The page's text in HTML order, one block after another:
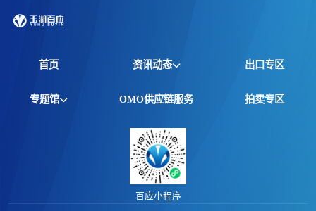
首页 资讯动态
全球资讯
价格行情
专题报告
出口专区
专题馆 OMO供应链服务 拍卖专区
百应小程序